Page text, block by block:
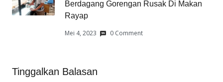
Berdagang Gorengan Rusak Di Makan
Rayap
Mei 4, 2023 0 Comment
Tinggalkan Balasan